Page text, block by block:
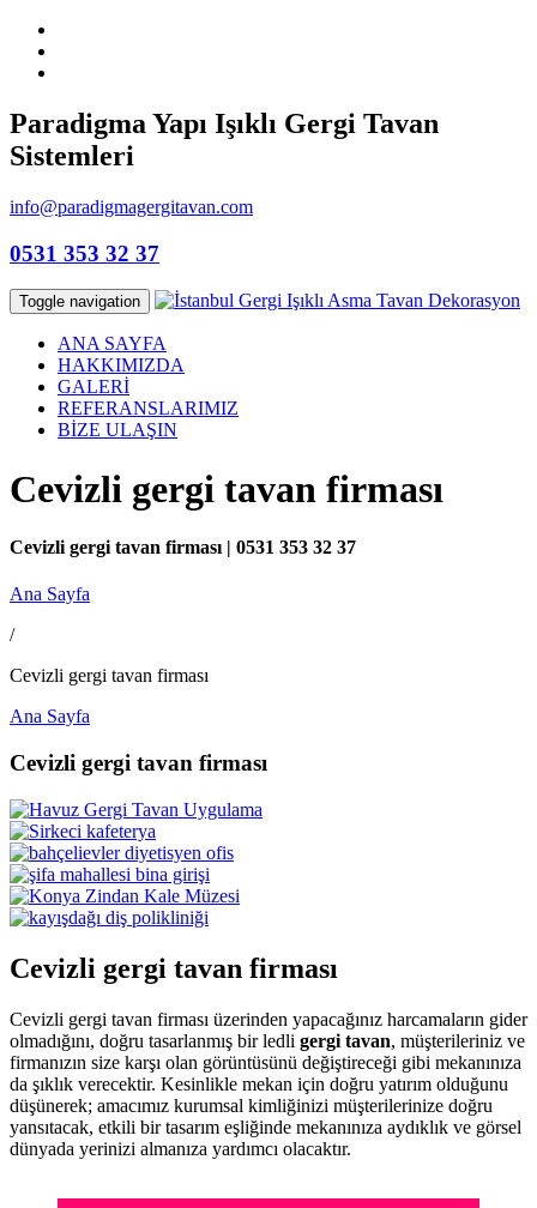
Paradigma Yapı Işıklı Gergi Tavan
Sistemleri
info@paradigmagergitavan.com
0531 353 32 37
Toggle navigation
ANA SAYFA
HAKKIMIZDA
GALERİ
REFERANSLARIMIZ
BİZE ULAŞIN
Cevizli gergi tavan firması
Cevizli gergi tavan firması | 0531 353 32 37
Ana Sayfa
/
Cevizli gergi tavan firması
Ana Sayfa
Cevizli gergi tavan firması
Cevizli gergi tavan firması
Cevizli gergi tavan firması üzerinden yapacağınız harcamaların gider
olmadığını, doğru tasarlanmış bir ledli gergi tavan, müşterileriniz ve
firmanızın size karşı olan görüntüsünü değiştireceği gibi mekanınıza
da şıklık verecektir. Kesinlikle mekan için doğru yatırım olduğunu
düşünerek; amacımız kurumsal kimliğinizi müşterilerinize doğru
yansıtacak, etkili bir tasarım eşliğinde mekanınıza aydıklık ve görsel
dünyada yerinizi almanıza yardımcı olacaktır.